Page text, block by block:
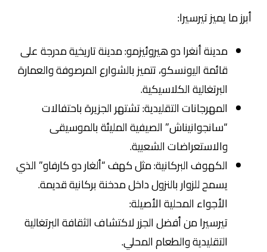
أبرز ما يميز تيرسيرا:
مدينة أنغرا دو هيروئيزمو: مدينة تاريخية مدرجة على
قائمة اليونسكو، تتميز بالشوارع المرصوفة والعمارة
البرتغالية الكلاسيكية.
المهرجانات التقليدية: تشتهر الجزيرة باحتفالات
“سانجوانيناش” الصيفية المليئة بالموسيقى
والاستعراضات الشعبية.
الكهوف البركانية: مثل كهف “ألغار دو كارفاو” الذي
يسمح للزوار بالنزول داخل مدخنة بركانية قديمة.
الأجواء المحلية الأصيلة:
تيرسيرا من أفضل الجزر لاكتشاف الثقافة البرتغالية
التقليدية والطعام المحلي.